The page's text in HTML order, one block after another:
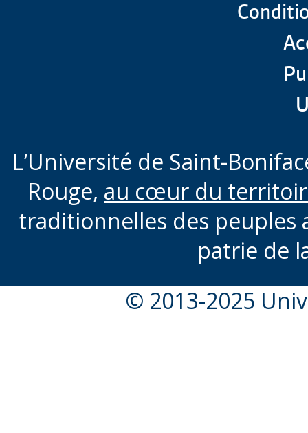
L’Université de Saint-
Rouge, au cœur du
traditionnelles des peuples
patrie de
© 2013-2025